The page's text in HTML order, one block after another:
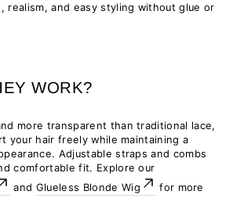
realism, and easy styling without glue or
WORK?
more transparent than traditional lace,
your hair freely while maintaining a
Adjustable straps and combs
comfortable fit. Explore our
and Glueless Blonde Wig
for more